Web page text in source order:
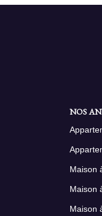
NOS
Maison
Maison
Maison